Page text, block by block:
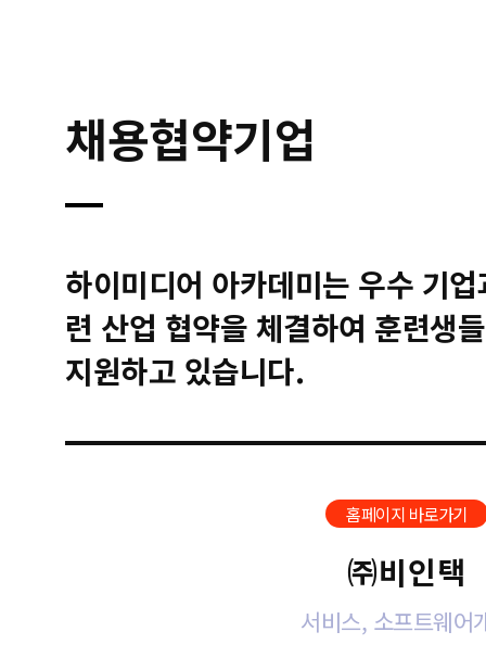
채용협약기업
하이미디어 아카데미는 우수 기
련 산업 협약을 체결하여 훈련생
지원하고 있습니다.
홈페이지 바로가기
㈜비인택
서비스, 소프트웨어